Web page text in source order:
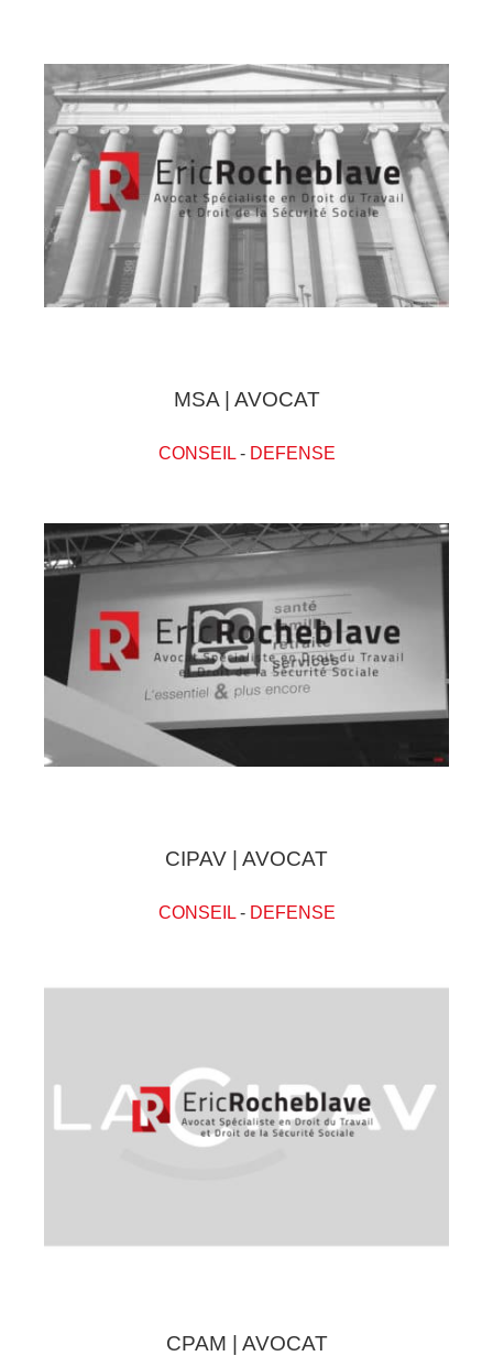
MSA | AVOCAT
CONSEIL- DEFENSE
CIPAV | AVOCAT
CONSEIL- DEFENSE
CPAM | AVOCAT